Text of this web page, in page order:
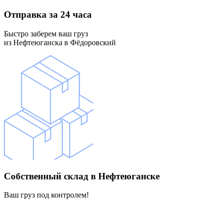
Отправка за 24 часа
Быстро заберем ваш груз
из Нефтеюганска в Фёдоровский
Собственный склад в Нефтеюганске
Ваш груз под контролем!